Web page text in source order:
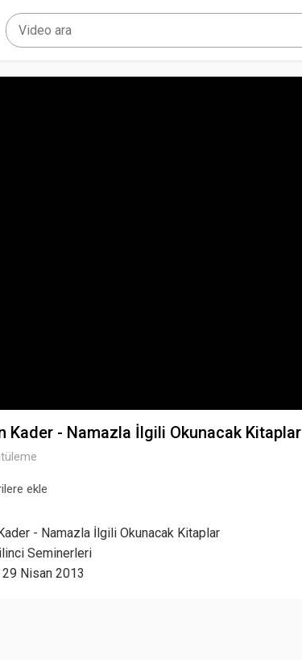
Kader - Namazla İlgili Okunacak Kitaplar
ekle
- Namazla İlgili Okunacak Kitaplar
Seminerleri
Nisan 2013